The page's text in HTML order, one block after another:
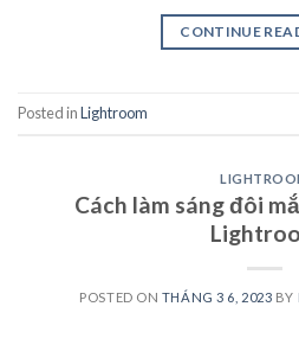
CONTINUE
Posted inLightroom
Cách làm sáng đôi
POSTED ON THÁNG 3 6, 2023 BY